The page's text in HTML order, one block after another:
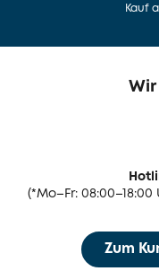
Kauf
Wir
(*Mo–Fr: 08:00–18:00
Zum